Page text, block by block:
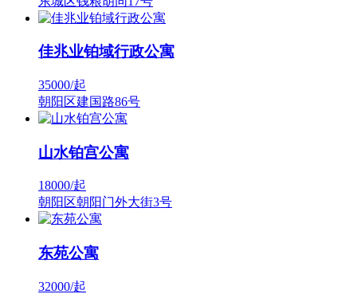
佳兆业铂域行政公寓
35000/起
朝阳区建国路86号
山水铂宫公寓
18000/起
朝阳区朝阳门外大街3号
东苑公寓
32000/起